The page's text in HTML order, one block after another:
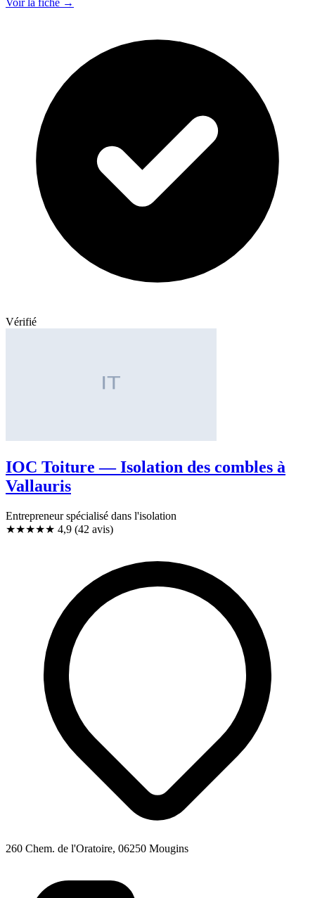
Voir la fiche →
Vérifié
IOC Toiture — Isolation des combles à
Vallauris
Entrepreneur spécialisé dans l'isolation
★★★★★ 4,9 (42 avis)
260 Chem. de l'Oratoire, 06250 Mougins